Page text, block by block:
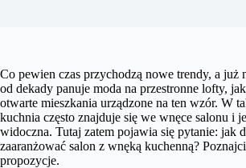
Co pewien czas przychodzą nowe trendy, a już
od dekady panuje moda na przestronne lofty,
otwarte mieszkania urządzone na ten wzór. W
kuchnia często znajduje się we wnęce salonu i
widoczna. Tutaj zatem pojawia się pytanie: jak
zaaranżować salon z wnęką kuchenną?
propozycje.